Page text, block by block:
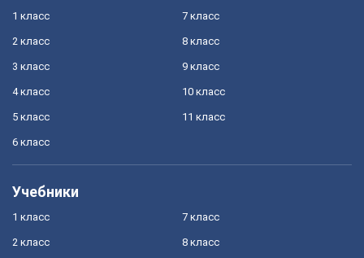
1 класс
2 класс
3 класс
4 класс
5 класс
6 класс
7 класс
8 класс
9 класс
10 класс
11 класс
Учебники
1 класс
2 класс
7 класс
8 класс